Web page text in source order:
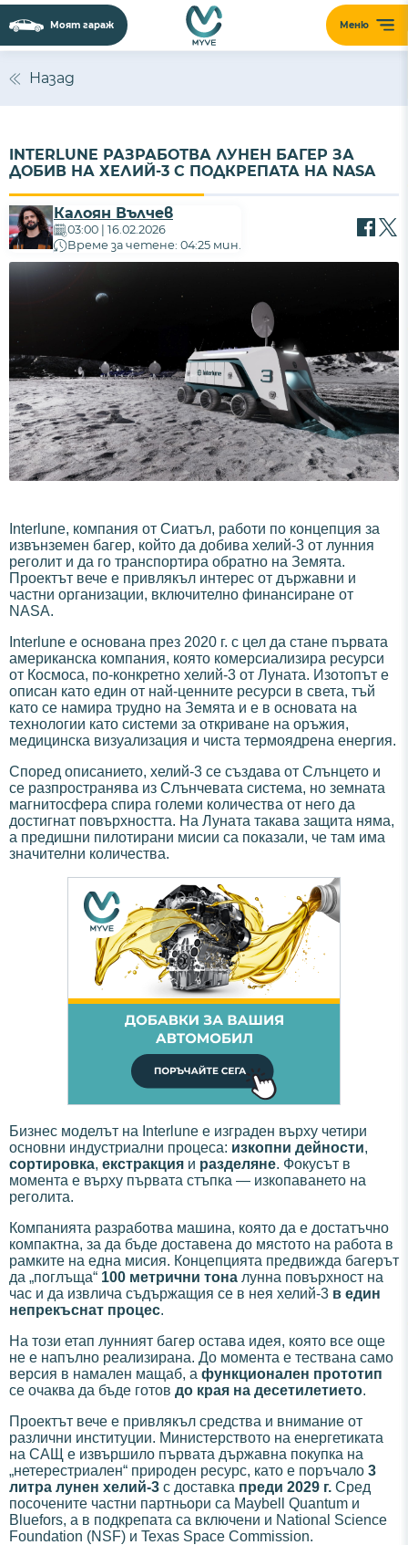
Меню
Моят гараж
Назад
INTERLUNE РАЗРАБОТВА ЛУНЕН БАГЕР ЗА
ДОБИВ НА ХЕЛИЙ-3 С ПОДКРЕПАТА НА NASA
Калоян Вълчев
03:00 | 16.02.2026
Време за четене: 04:25 мин.
Interlune, компания от Сиатъл, работи по концепция за
извънземен багер, който да добива хелий-3 от лунния
реголит и да го транспортира обратно на Земята.
Проектът вече е привлякъл интерес от държавни и
частни организации, включително финансиране от
NASA.
Interlune е основана през 2020 г. с цел да стане първата
американска компания, която комерсиализира ресурси
от Космоса, по-конкретно хелий-3 от Луната. Изотопът е
описан като един от най-ценните ресурси в света, тъй
като се намира трудно на Земята и е в основата на
технологии като системи за откриване на оръжия,
медицинска визуализация и чиста термоядрена енергия.
Според описанието, хелий-3 се създава от Слънцето и
се разпространява из Слънчевата система, но земната
магнитосфера спира големи количества от него да
достигнат повърхността. На Луната такава защита няма,
а предишни пилотирани мисии са показали, че там има
значителни количества.
Бизнес моделът на Interlune е изграден върху четири
основни индустриални процеса: изкопни дейности,
сортировка, екстракция и разделяне. Фокусът в
момента е върху първата стъпка — изкопаването на
реголита.
Компанията разработва машина, която да е достатъчно
компактна, за да бъде доставена до мястото на работа в
рамките на една мисия. Концепцията предвижда багерът
да „поглъща“ 100 метрични тона лунна повърхност на
час и да извлича съдържащия се в нея хелий-3 в един
непрекъснат процес.
На този етап лунният багер остава идея, която все още
не е напълно реализирана. До момента е тествана само
версия в намален мащаб, а функционален прототип
се очаква да бъде готов до края на десетилетието.
Проектът вече е привлякъл средства и внимание от
различни институции. Министерството на енергетиката
на САЩ е извършило първата държавна покупка на
„нетерестриален“ природен ресурс, като е поръчало 3
литра лунен хелий-3 с доставка преди 2029 г. Сред
посочените частни партньори са Maybell Quantum и
Bluefors, а в подкрепата са включени и National Science
Foundation (NSF) и Texas Space Commission.